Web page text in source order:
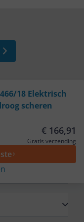
18 Elektrisch
scheren
€ 166,91
Gratis verzending